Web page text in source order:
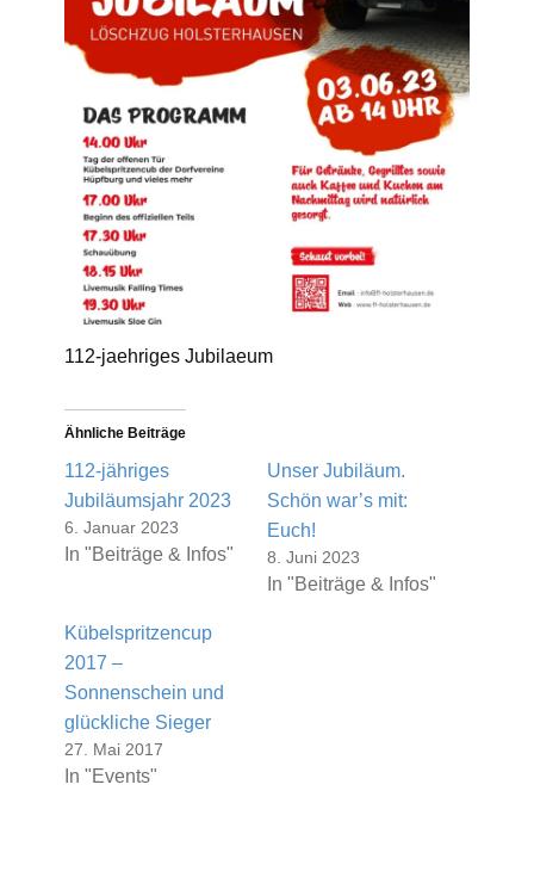
112-jaehriges Jubilaeum
Ähnliche Beiträge
112-jähriges
Jubiläumsjahr 2023
6. Januar 2023
In "Beiträge & Infos"
Unser Jubiläum.
Schön war’s mit:
Euch!
8. Juni 2023
In "Beiträge & Infos"
Kübelspritzencup
2017 –
Sonnenschein und
glückliche Sieger
27. Mai 2017
In "Events"